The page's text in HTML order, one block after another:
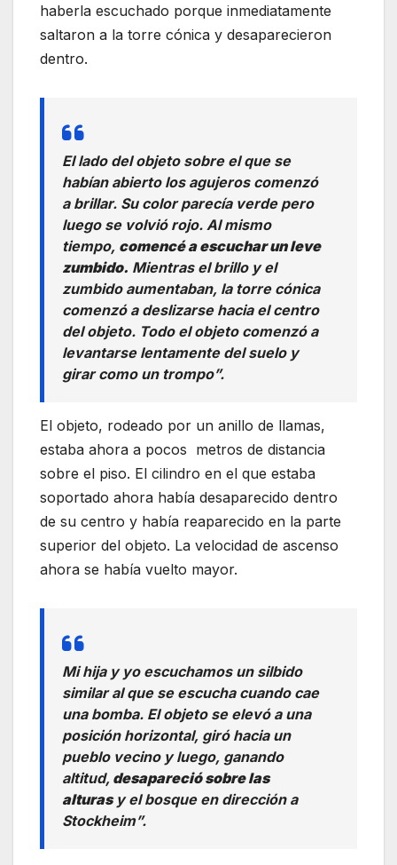
haberla escuchado porque inmediatamente
saltaron a la torre cónica y desaparecieron
dentro.
El lado del objeto sobre el que se
habían abierto los agujeros comenzó
a brillar. Su color parecía verde pero
luego se volvió rojo. Al mismo
tiempo, comencé a escuchar un leve
zumbido. Mientras el brillo y el
zumbido aumentaban, la torre cónica
comenzó a deslizarse hacia el centro
del objeto. Todo el objeto comenzó a
levantarse lentamente del suelo y
girar como un trompo”.
El objeto, rodeado por un anillo de llamas,
estaba ahora a pocos metros de distancia
sobre el piso. El cilindro en el que estaba
soportado ahora había desaparecido dentro
de su centro y había reaparecido en la parte
superior del objeto. La velocidad de ascenso
ahora se había vuelto mayor.
Mi hija y yo escuchamos un silbido
similar al que se escucha cuando cae
una bomba. El objeto se elevó a una
posición horizontal, giró hacia un
pueblo vecino y luego, ganando
altitud, desapareció sobre las
alturasy el bosque en dirección a
Stockheim”.